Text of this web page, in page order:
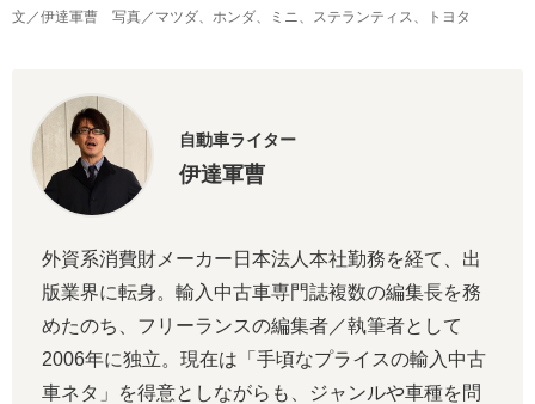
文／伊達軍曹 写真／マツダ、ホンダ、ミニ、ステランティス、トヨタ
自動車ライター
伊達軍曹
外資系消費財メーカー日本法人本社勤務を経て、出
版業界に転身。輸入中古車専門誌複数の編集長を務
めたのち、フリーランスの編集者／執筆者として
2006年に独立。現在は「手頃なプライスの輸入中古
車ネタ」を得意としながらも、ジャンルや車種を問